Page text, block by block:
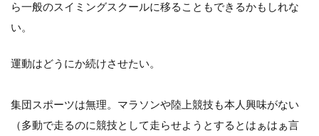
ら一般のスイミングスクールに移ることもできるかもしれな
い。
運動はどうにか続けさせたい。
集団スポーツは無理。マラソンや陸上競技も本人興味がない
（多動で走るのに競技として走らせようとするとはぁはぁ言